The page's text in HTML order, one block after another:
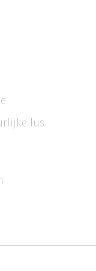
lus